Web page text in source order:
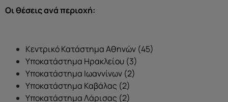
Οι θέσεις ανά περιοχή:
Κεντρικό Κατάστημα Αθηνών (45)
Υποκατάστημα Ηρακλείου (3)
Υποκατάστημα Ιωαννίνων (2)
Υποκατάστημα Καβάλας (2)
Υποκατάστημα Λάρισας (2)